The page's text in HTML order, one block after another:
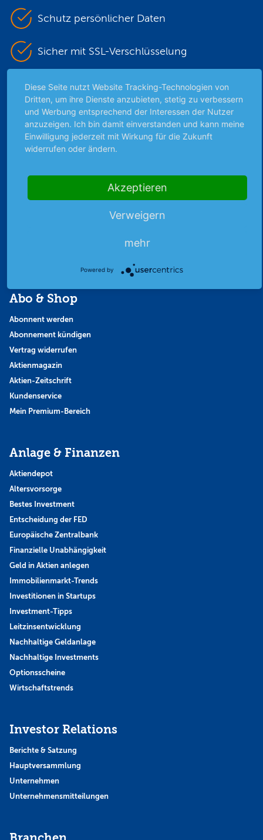
Schutz persönlicher Daten
Sicher mit SSL-Verschlüsselung
Highlights
Börsenbericht
Börsengerüchte
Börsennews
Favoriten
Abo & Shop
Abonnent werden
Abonnement kündigen
Vertrag widerrufen
Aktienmagazin
Aktien-Zeitschrift
Kundenservice
Mein Premium-Bereich
Anlage & Finanzen
Aktiendepot
Altersvorsorge
Bestes Investment
Entscheidung der FED
Europäische Zentralbank
Finanzielle Unabhängigkeit
Geld in Aktien anlegen
Immobilienmarkt-Trends
Investitionen in Startups
Investment-Tipps
Leitzinsentwicklung
Nachhaltige Geldanlage
Nachhaltige Investments
Optionsscheine
Wirtschaftstrends
Investor Relations
Berichte & Satzung
Hauptversammlung
Unternehmen
Unternehmensmitteilungen
Diese Seite nutzt Website Tracking-Technologien von
Dritten, um ihre Dienste anzubieten, stetig zu verbessern
und Werbung entsprechend der Interessen der Nutzer
anzuzeigen. Ich bin damit einverstanden und kann meine
Einwilligung jederzeit mit Wirkung für die Zukunft
widerrufen oder ändern.
Akzeptieren
Verweigern
mehr
Powered by